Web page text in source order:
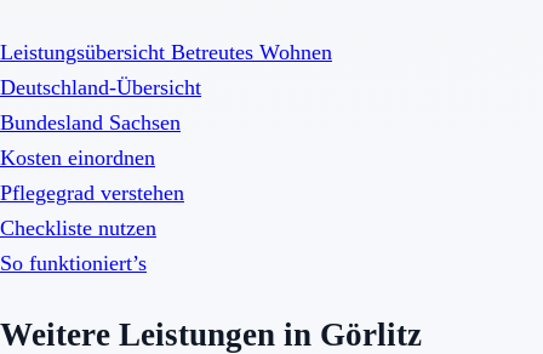
Leistungsübersicht Betreutes Wohnen
Deutschland-Übersicht
Bundesland Sachsen
Kosten einordnen
Pflegegrad verstehen
Checkliste nutzen
So funktioniert’s
Weitere Leistungen in Görlitz